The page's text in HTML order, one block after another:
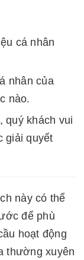
cá nhân
nhân của
nào.
quý khách vui
giải quyết
này có thể
để phù
hoạt động
thường xuyên